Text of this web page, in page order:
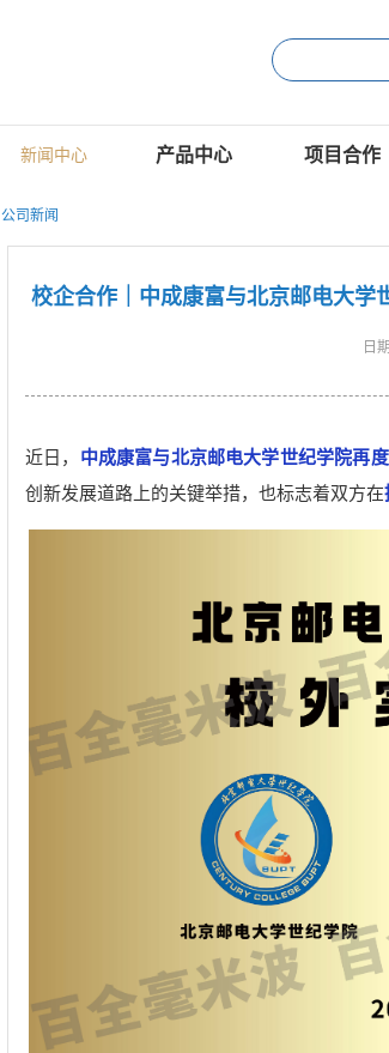
新闻中心 产品中心 项目合作
公司新闻
校企合作｜中成康富与北京邮电大学
日
近日， 中成康富与北京邮电大学世纪学院再
创新发展道路上的关键举措，也标志着双方在